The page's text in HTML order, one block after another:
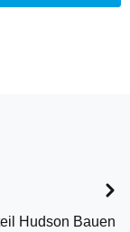
Hudson Bauen